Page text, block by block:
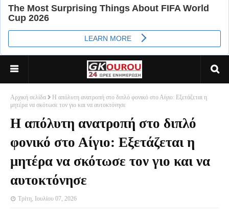
Αρχική σελίδα
Η απόλυτη ανατροπή στο διπλό φονικό στο Αίγιο: Εξετάζεται η
μητέρα να σκότωσε τον γιο και να αυτοκτόνησε
Η απόλυτη ανατροπή στο διπλό
φονικό στο Αίγιο: Εξετάζεται η
μητέρα να σκότωσε τον γιο και να
αυτοκτόνησε
Τρίτη, Ιουλίου 07, 2026